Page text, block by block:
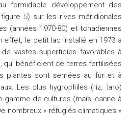
formidable développement des
5) sur les rives méridionales
(années 1970-80) et tchadiennes
effet, le petit lac installé en 1973 a
vastes superficies favorables à
qui bénéficient de terres fertilisées
plantes sont semées au fur et à
Les plus hygrophiles (riz, taro)
gamme de cultures (maïs, canne à
nombreux « réfugiés climatiques »